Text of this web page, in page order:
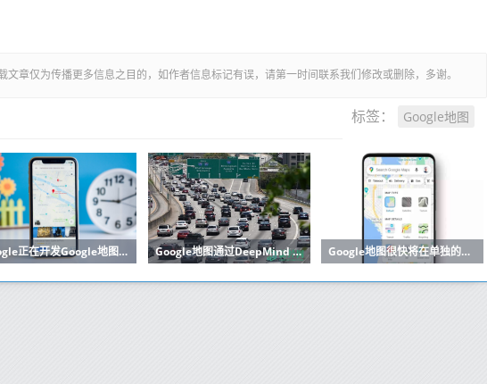
章仅为传播更多信息之目的，如作者信息标记有误，请第一时间联系我们修改或删除，多谢。
标签： Google地图
Google正在开发Google地图的新功能：连接公共交通，Uber票价 Google地图通过DeepMind AI改善旅行ETA Google地图很快将在单独的地图图层上显示COVID-19在某些国家和地区的分布